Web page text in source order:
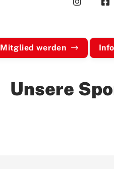
Mitglied werden
Unsere